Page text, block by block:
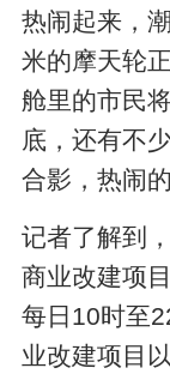
热闹起来，
米的摩天轮
舱里的市民
底，还有不
合影，热闹
记者了解到
商业改建项
每日10时至
业改建项目